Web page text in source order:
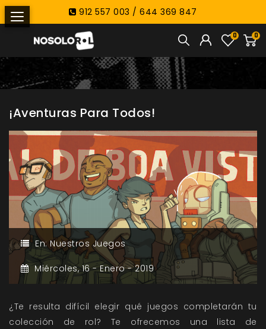
912 557 003 / 644 369 847
0
0
¡Aventuras Para Todos!
En:Nuestros Juegos
Miércoles,16 - Enero -2019
¿Te resulta difícil elegir qué juegos completarán tu
colección de rol? Te ofrecemos una lista de